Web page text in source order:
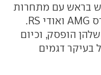
בראש עם מתחרות
גרמניות מבית ב.מ.וו M, מרצדס AMG ואודי RS.
הופסק, וכיום
בעיקר דגמים